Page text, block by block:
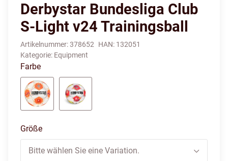
Derbystar Bundesliga Club
S-Light v24 Trainingsball
Artikelnummer:378652 HAN: 132051
Kategorie: Equipment
Farbe
Größe
Bitte wählen Sie eine Variation.